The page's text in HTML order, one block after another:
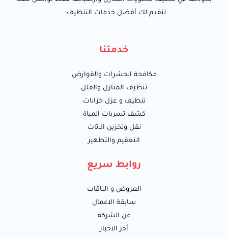
لنقدم لك أفضل خدمات التنظيف .
خدمتنا
مكافحة الحشرات والقوارض
تنظيف المنازل والفلل
تنظيف و عزل خزانات
كشف تسربات المياة
نقل وتخزين الاثاث
التعقيم والتطهير
روابط سريع
العروض و الباقات
سابقة الاعمال
عن الشركة
أخر الاخبار